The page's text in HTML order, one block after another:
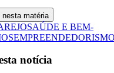
nesta matéria
SAÚDE E BEM-
EMPREENDEDORISMO
notícia